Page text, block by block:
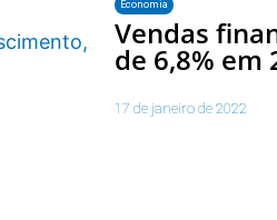
Economia
Vendas
de 6,8% em
17 de janeiro de 2022